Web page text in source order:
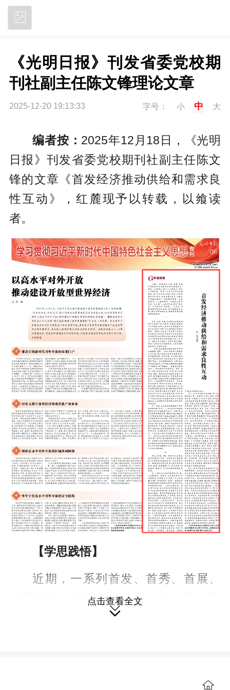
《光明日报》刊发省委党校期
刊社副主任陈文锋理论文章
2025-12-20 19:13:33 字号： 小 中 大
编者按： 2025年12月18日，《光明
日报》刊发省委党校期刊社副主任陈文
锋的文章《首发经济推动供给和需求良
性互动》，红麓现予以转载，以飨读
者。
【学思践悟】
近期，一系列首发、首秀、首展、
首演等首发经济活动在各大城市接连举
办，创新了消费模式，激活了消费潜
点击查看全文
